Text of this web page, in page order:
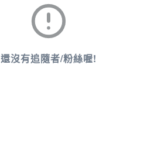
還沒有追隨者/粉絲喔!